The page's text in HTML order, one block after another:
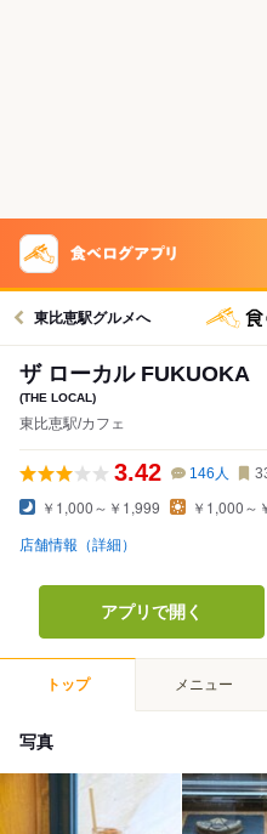
東比恵駅グルメへ
ザ ローカル FUKUOKA
(THE LOCAL)
東比恵駅/カフェ
3.42 146 人
￥1,000～￥1,999 ￥1,000～
店舗情報（詳細）
アプリで開く
トップ メニュー
写真